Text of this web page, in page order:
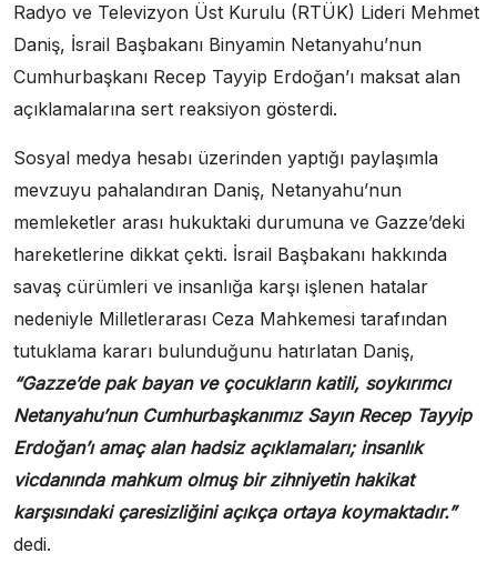
Radyo ve Televizyon Üst Kurulu (RTÜK) Lideri Mehmet
Daniş, İsrail Başbakanı Binyamin Netanyahu’nun
Cumhurbaşkanı Recep Tayyip Erdoğan’ı maksat alan
açıklamalarına sert reaksiyon gösterdi.
Sosyal medya hesabı üzerinden yaptığı paylaşımla
mevzuyu pahalandıran Daniş, Netanyahu’nun
memleketler arası hukuktaki durumuna ve Gazze’deki
hareketlerine dikkat çekti. İsrail Başbakanı hakkında
savaş cürümleri ve insanlığa karşı işlenen hatalar
nedeniyle Milletlerarası Ceza Mahkemesi tarafından
tutuklama kararı bulunduğunu hatırlatan Daniş,
“Gazze’de pak bayan ve çocukların katili, soykırımcı
Netanyahu’nun Cumhurbaşkanımız Sayın Recep Tayyip
Erdoğan’ı amaç alan hadsiz açıklamaları; insanlık
vicdanında mahkum olmuş bir zihniyetin hakikat
karşısındaki çaresizliğini açıkça ortaya koymaktadır.”
dedi.